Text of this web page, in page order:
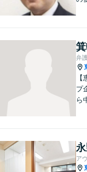
【
能
を
弁
プ
ら
験
法
ま
ア